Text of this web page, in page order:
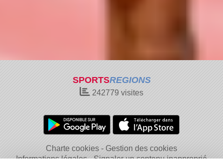
SPORTSREGIONS
242779 visites
Charte cookies
Gestion des cookies
Informations légales
Signaler un contenu inapproprié